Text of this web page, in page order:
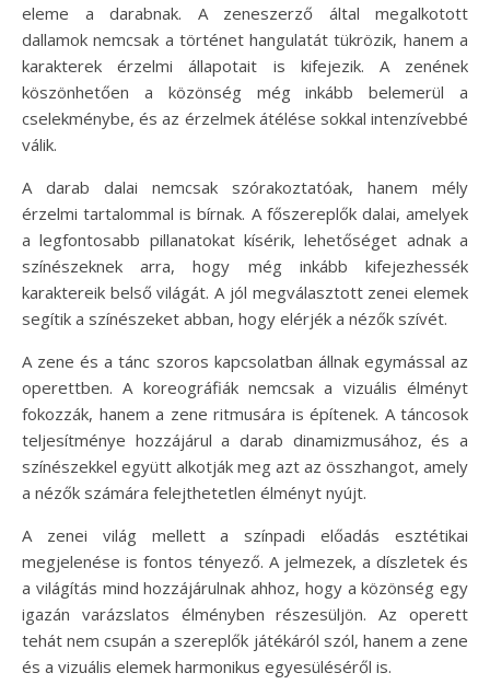
eleme a darabnak. A zeneszerző által megalkotott
dallamok nemcsak a történet hangulatát tükrözik, hanem a
karakterek érzelmi állapotait is kifejezik. A zenének
köszönhetően a közönség még inkább belemerül a
cselekménybe, és az érzelmek átélése sokkal intenzívebbé
válik.
A darab dalai nemcsak szórakoztatóak, hanem mély
érzelmi tartalommal is bírnak. A főszereplők dalai, amelyek
a legfontosabb pillanatokat kísérik, lehetőséget adnak a
színészeknek arra, hogy még inkább kifejezhessék
karaktereik belső világát. A jól megválasztott zenei elemek
segítik a színészeket abban, hogy elérjék a nézők szívét.
A zene és a tánc szoros kapcsolatban állnak egymással az
operettben. A koreográfiák nemcsak a vizuális élményt
fokozzák, hanem a zene ritmusára is építenek. A táncosok
teljesítménye hozzájárul a darab dinamizmusához, és a
színészekkel együtt alkotják meg azt az összhangot, amely
a nézők számára felejthetetlen élményt nyújt.
A zenei világ mellett a színpadi előadás esztétikai
megjelenése is fontos tényező. A jelmezek, a díszletek és
a világítás mind hozzájárulnak ahhoz, hogy a közönség egy
igazán varázslatos élményben részesüljön. Az operett
tehát nem csupán a szereplők játékáról szól, hanem a zene
és a vizuális elemek harmonikus egyesüléséről is.